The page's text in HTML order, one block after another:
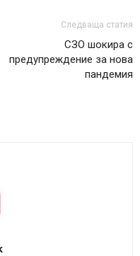
Следваща статия
СЗО шокира с
предупреждение за нова
пандемия